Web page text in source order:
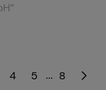
“
4 5 ... 8